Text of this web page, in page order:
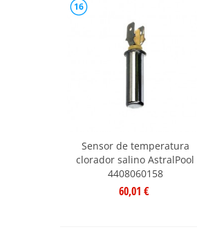
16
Sensor de temperatura
clorador salino AstralPool
4408060158
60,01 €